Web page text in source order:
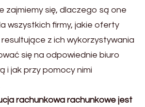
zajmiemy się, dlaczego są one
wszystkich firmy, jakie oferty
z ich wykorzystywania
się na odpowiednie biuro
i jak przy pomocy nimi
rachunkowa rachunkowe jest